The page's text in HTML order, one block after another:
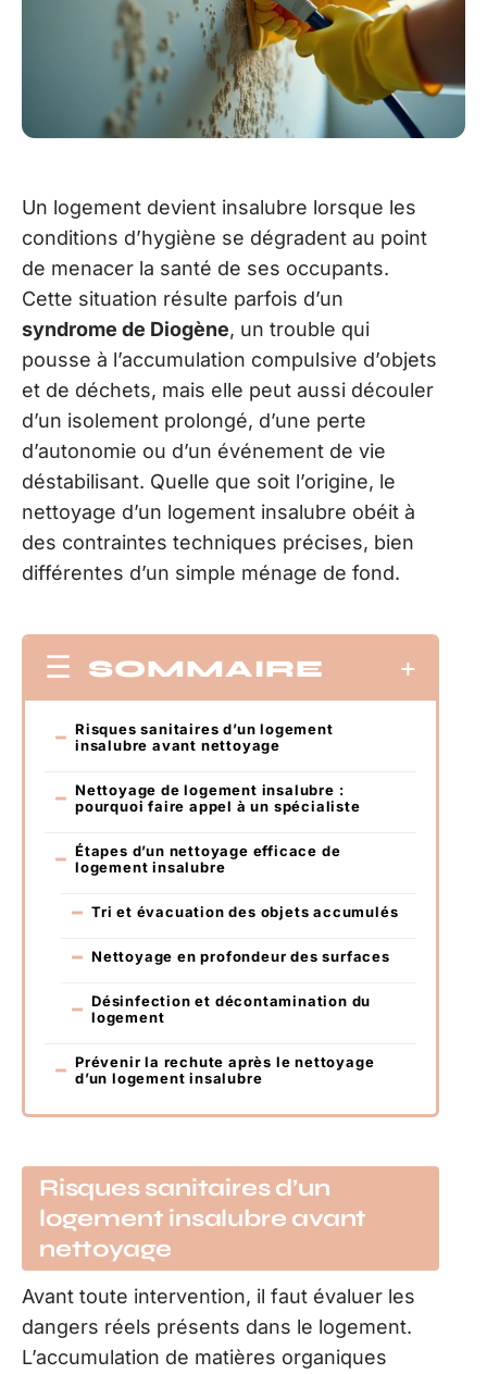
Un logement devient insalubre lorsque les
conditions d’hygiène se dégradent au point
de menacer la santé de ses occupants.
Cette situation résulte parfois d’un
syndrome de Diogène, un trouble qui
pousse à l’accumulation compulsive d’objets
et de déchets, mais elle peut aussi découler
d’un isolement prolongé, d’une perte
d’autonomie ou d’un événement de vie
déstabilisant. Quelle que soit l’origine, le
nettoyage d’un logement insalubre obéit à
des contraintes techniques précises, bien
différentes d’un simple ménage de fond.
SOMMAIRE
Risques sanitaires d’un logement
insalubre avant nettoyage
Nettoyage de logement insalubre :
pourquoi faire appel à un spécialiste
Étapes d’un nettoyage efficace de
logement insalubre
Tri et évacuation des objets accumulés
Nettoyage en profondeur des surfaces
Désinfection et décontamination du
logement
Prévenir la rechute après le nettoyage
d’un logement insalubre
Risques sanitaires d’un
logement insalubre avant
nettoyage
Avant toute intervention, il faut évaluer les
dangers réels présents dans le logement.
L’accumulation de matières organiques